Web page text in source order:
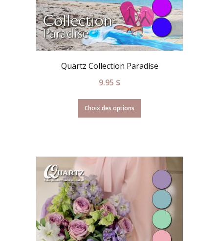
Quartz Collection Paradise
9.95 $
Choix des options